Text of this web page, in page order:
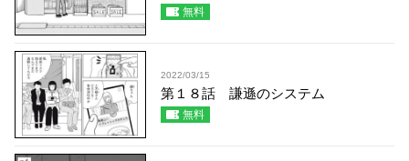
無料
2022/03/15
第１８話 謙遜のシステム
無料